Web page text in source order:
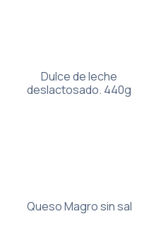
Dulce de leche
deslactosado. 440g
Queso Magro sin sal